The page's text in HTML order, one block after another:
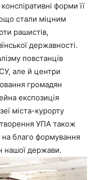
форми її
стали міцним
рашистів,
державності.
повстанців
але й центри
громадян
експозиція
міста-курорту
УПА також
на благо формування
нашої держави.